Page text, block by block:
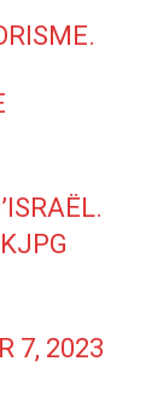
7, 2023